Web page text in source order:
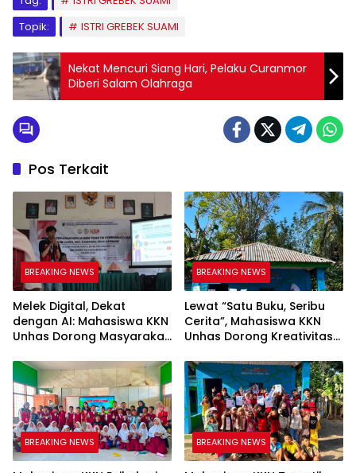
Topik:
ISTRI GREBEK SUAMI
Nekat Mencuri Siang Hari, Pelaku Curanmor
Diberi Salam Olahraga
Pos Terkait
BREAKING NEWS
Melek Digital, Dekat
dengan AI: Mahasiswa KKN
Unhas Dorong Masyarakat
Digital yang Cerdas dan
Adaptif
BREAKING NEWS
Lewat “Satu Buku, Seribu
Cerita”, Mahasiswa KKN
Unhas Dorong Kreativitas
Tolo
BREAKING NEWS BREAKING NEWS